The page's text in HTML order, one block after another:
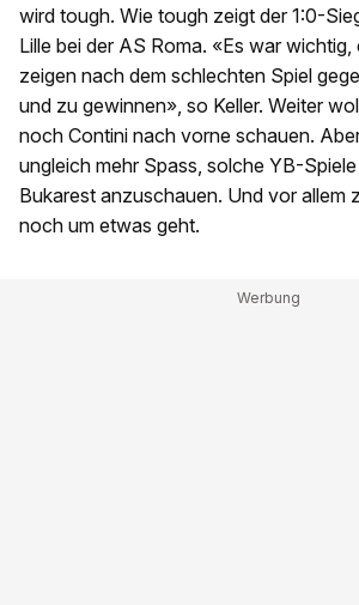
wird tough. Wie tough zeigt der 1:0-
Lille bei der AS Roma. «Es war
zeigen nach dem schlechten Spiel
und zu gewinnen», so Keller. Weiter
noch Contini nach vorne schauen.
ungleich mehr Spass, solche YB-
Bukarest anzuschauen. Und vor allem
noch um etwas geht.